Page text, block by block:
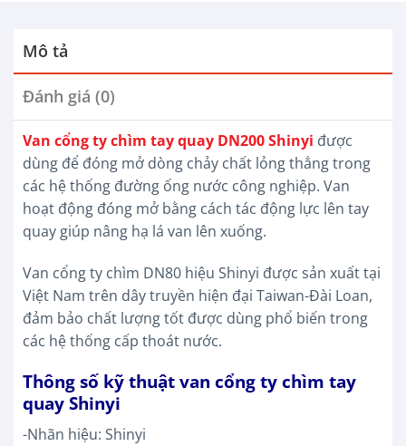
Mô tả
Đánh giá (0)
Van cổng ty chìm tay quay DN200 Shinyi được
dùng để đóng mở dòng chảy chất lỏng thẳng trong
các hệ thống đường ống nước công nghiệp. Van
hoạt động đóng mở bằng cách tác động lực lên tay
quay giúp nâng hạ lá van lên xuống.
Van cổng ty chìm DN80 hiệu Shinyi được sản xuất tại
Việt Nam trên dây truyền hiện đại Taiwan-Đài Loan,
đảm bảo chất lượng tốt được dùng phổ biến trong
các hệ thống cấp thoát nước.
Thông số kỹ thuật van cổng ty chìm tay
quay Shinyi
-Nhãn hiệu: Shinyi